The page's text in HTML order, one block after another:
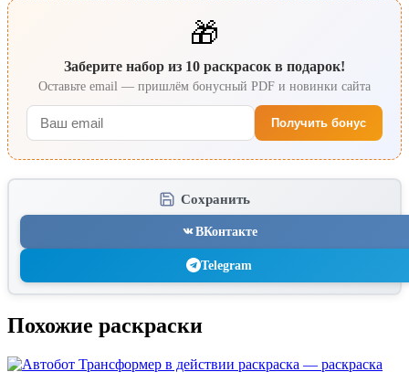
🎁
Заберите набор из 10 раскрасок в подарок!
Оставьте email — пришлём бонусный PDF и новинки сайта
Получить бонус
Сохранить
ВКонтакте
Telegram
Похожие раскраски